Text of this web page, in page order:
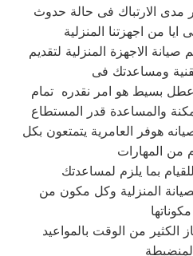
مدى الارتباك فى حالة حدوث
الاجهزة المنزلية لتقديم
ومساعدتك فى
عطل بسيط هو امر نقدره تمام
هوفر العامرية يتمتعون بكل
من المهارات
بما يلزم لمساعدتك
المنزلية وكل مكون من
مكوناتها
الكثير من الوقت بالمواعيد